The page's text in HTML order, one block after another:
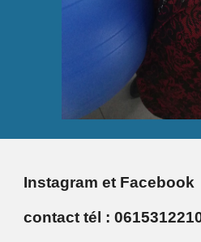
Instagram et
contact tél :